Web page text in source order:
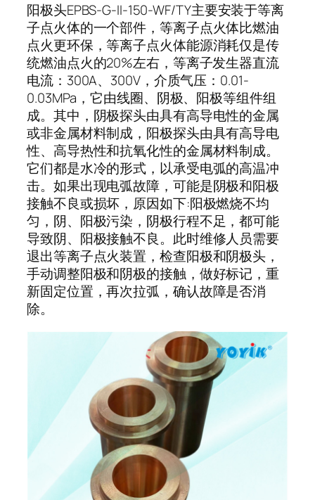
阳极头EPBS-G-II-150-WF/TY主要安装于等离
子点火体的一个部件，等离子点火体比燃油
点火更环保，等离子点火体能源消耗仅是传
统燃油点火的20%左右，等离子发生器直流
电流：300A、300V，介质气压：0.01-
0.03MPa，它由线圈、阴极、阳极等组件组
成。其中，阴极探头由具有高导电性的金属
或非金属材料制成，阳极探头由具有高导电
性、高导热性和抗氧化性的金属材料制成。
它们都是水冷的形式，以承受电弧的高温冲
击。如果出现电弧故障，可能是阴极和阳极
接触不良或损坏，原因如下:阳极燃烧不均
匀，阴、阳极污染，阴极行程不足，都可能
导致阴、阳极接触不良。此时维修人员需要
退出等离子点火装置，检查阳极和阴极头，
手动调整阳极和阴极的接触，做好标记，重
新固定位置，再次拉弧，确认故障是否消
除。